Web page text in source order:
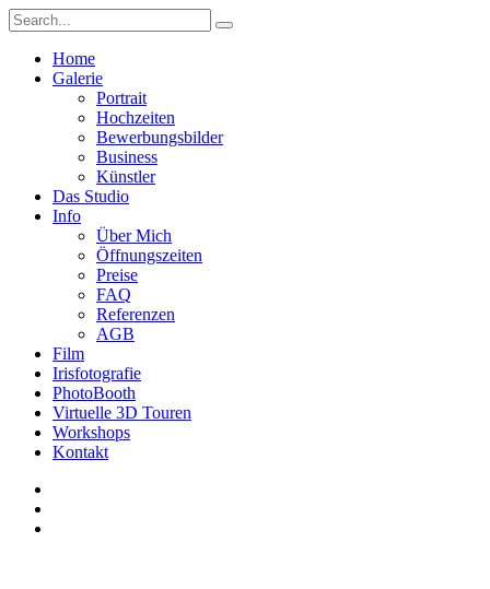
Home
Galerie
Portrait
Hochzeiten
Bewerbungsbilder
Business
Künstler
Das Studio
Info
Über Mich
Öffnungszeiten
Preise
FAQ
Referenzen
AGB
Film
Irisfotografie
PhotoBooth
Virtuelle 3D Touren
Workshops
Kontakt